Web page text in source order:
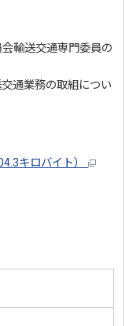
輸送交通専門委員の
通業務の取組につい
キロバイト）